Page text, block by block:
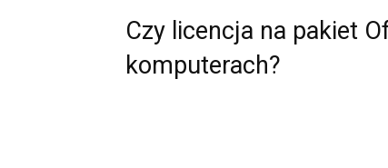
Czy licencja na pakiet
komputerach?